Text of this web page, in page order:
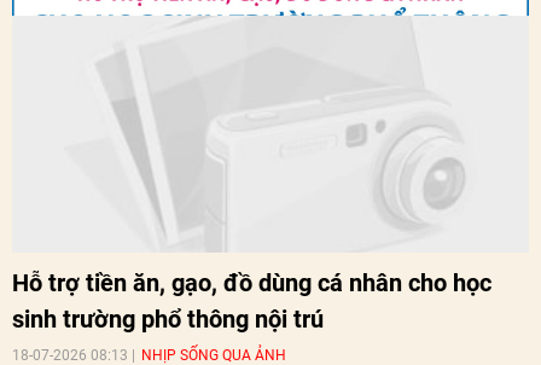
Hỗ trợ tiền ăn, gạo, đồ dùng cá nhân cho học
sinh trường phổ thông nội trú
18-07-2026 08:13 NHỊP SỐNG QUA ẢNH